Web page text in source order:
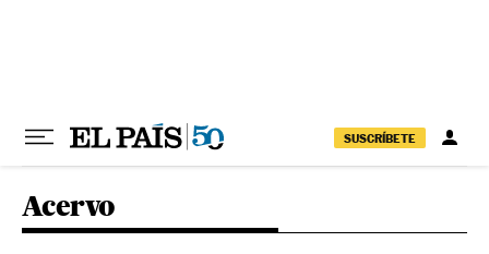
SUSCRÍBETE
Acervo